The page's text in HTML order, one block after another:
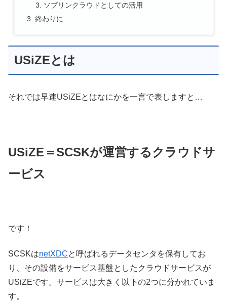
ソブリンクラウドとしての活用
終わりに
USiZEとは
それでは早速USiZEとはなにかを一言で表しますと…
USiZE＝SCSKが運営するクラウドサ
ービス
です！
SCSKはnetXDCと呼ばれるデータセンタを保有してお
り、その設備をサービス基盤としたクラウドサービスが
USiZEです。サービスは大きく以下の2つに分かれていま
す。